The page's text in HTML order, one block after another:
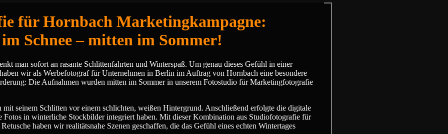
für Hornbach Marketingkampagne:
Schnee – mitten im Sommer!
man sofort an rasante Schlittenfahrten und Winterspaß. Um genau dieses Gefühl in einer
wir als Werbefotograf für Unternehmen in Berlin im Auftrag von Hornbach eine besondere
Die Aufnahmen wurden mitten im Sommer in unserem Fotostudio für Marketingfotografie
mit seinem Schlitten vor einem schlichten, weißen Hintergrund. Anschließend erfolgte die digitale
in winterliche Stockbilder integriert haben. Mit dieser Kombination aus Studiofotografie für
haben wir realitätsnahe Szenen geschaffen, die das Gefühl eines echten Wintertages